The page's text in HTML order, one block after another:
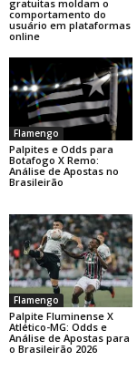
gratuitas moldam o
comportamento do
usuário em plataformas
online
Flamengo
Palpites e Odds para
Botafogo X Remo:
Análise de Apostas no
Brasileirão
Flamengo
Palpite Fluminense X
Atlético-MG: Odds e
Análise de Apostas para
o Brasileirão 2026